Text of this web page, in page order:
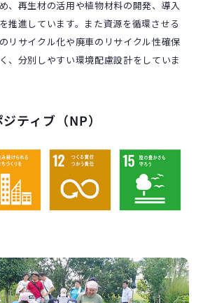
、再生材の活用や植物材料の開発、導入
推進しています。また資源を循環させる
リサイクル化や廃車のリサイクル性確保
、分別しやすい環境配慮設計をしていま
ティブ（NP）